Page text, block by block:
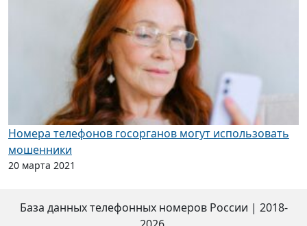
Номера телефонов госорганов могут использовать
мошенники
20 марта 2021
База данных телефонных номеров России | 2018-